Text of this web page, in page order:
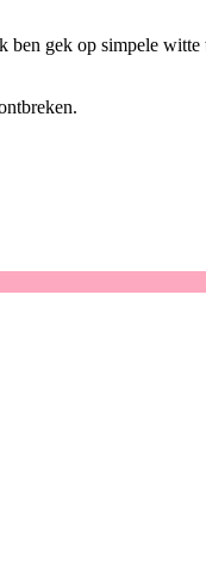
gek op simpele